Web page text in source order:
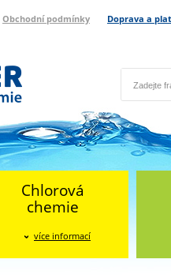
Obchodní podmínky Doprava a
Chlorová
chemie
více informací